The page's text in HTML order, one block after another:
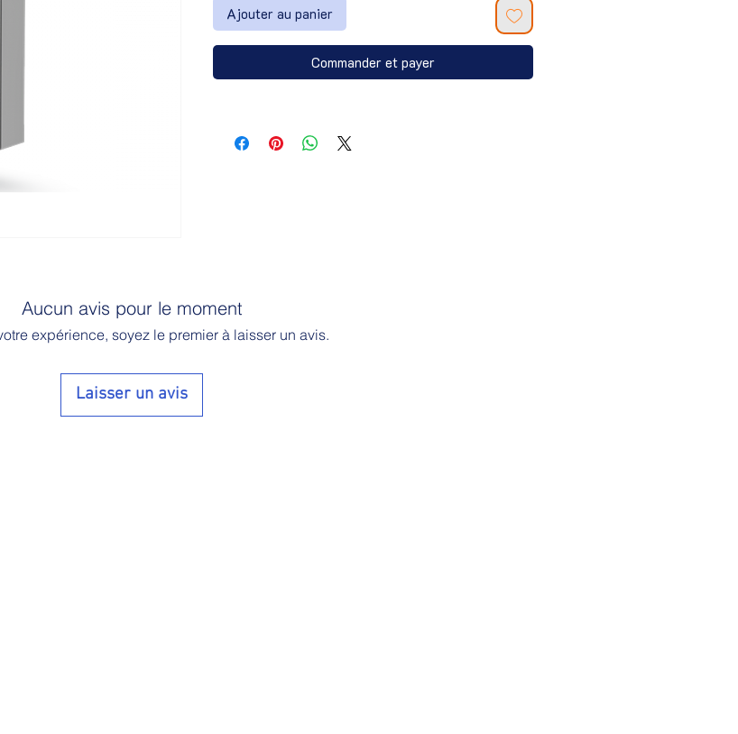
Ajouter au panier
Commander et payer
Aucun avis pour le moment
expérience, soyez le premier à laisser un avis.
Laisser un avis